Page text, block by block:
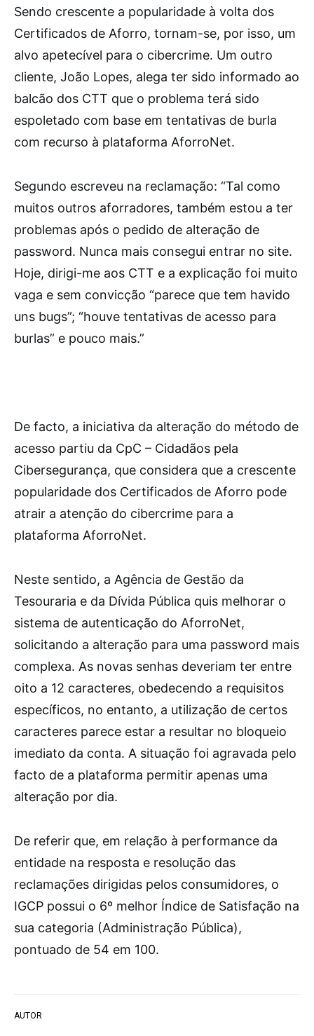
AUTOR
Sendo crescente a popularidade à volta dos
Certificados de Aforro, tornam-se, por isso, um
alvo apetecível para o cibercrime. Um outro
cliente, João Lopes, alega ter sido informado ao
balcão dos CTT que o problema terá sido
espoletado com base em tentativas de burla
com recurso à plataforma AforroNet.
Segundo escreveu na reclamação: “Tal como
muitos outros aforradores, também estou a ter
problemas após o pedido de alteração de
password. Nunca mais consegui entrar no site.
Hoje, dirigi-me aos CTT e a explicação foi muito
vaga e sem convicção “parece que tem havido
uns bugs”; “houve tentativas de acesso para
burlas” e pouco mais.”
De facto, a iniciativa da alteração do método de
acesso partiu da CpC – Cidadãos pela
Cibersegurança, que considera que a crescente
popularidade dos Certificados de Aforro pode
atrair a atenção do cibercrime para a
plataforma AforroNet.
Neste sentido, a Agência de Gestão da
Tesouraria e da Dívida Pública quis melhorar o
sistema de autenticação do AforroNet,
solicitando a alteração para uma password mais
complexa. As novas senhas deveriam ter entre
oito a 12 caracteres, obedecendo a requisitos
específicos, no entanto, a utilização de certos
caracteres parece estar a resultar no bloqueio
imediato da conta. A situação foi agravada pelo
facto de a plataforma permitir apenas uma
alteração por dia.
De referir que, em relação à performance da
entidade na resposta e resolução das
reclamações dirigidas pelos consumidores, o
IGCP possui o 6º melhor Índice de Satisfação na
sua categoria (Administração Pública),
pontuado de 54 em 100.